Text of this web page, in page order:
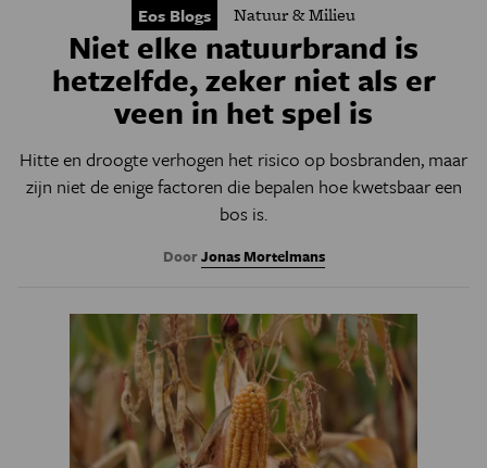
Eos Blogs Natuur & Milieu
Niet elke natuurbrand is
hetzelfde, zeker niet als er
veen in het spel is
Hitte en droogte verhogen het risico op bosbranden, maar
zijn niet de enige factoren die bepalen hoe kwetsbaar een
bos is.
DoorJonas Mortelmans